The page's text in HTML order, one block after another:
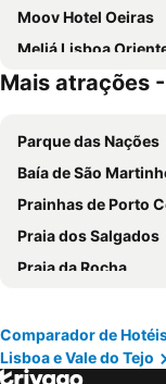
Moov Hotel Oeiras
Meliá Lisboa
TRYP by Wyndham Lisboa
Selina Secret
Evidencia Belverde
ibis Lisboa Parque das
Eurostars Universal
MS Aparthotel
VIP Grand Lisboa
Exe Saldanha
Mais atrações
Parque das Nações
Baía de São Martinho
Prainhas de Porto
Praia dos Salgados
Praia da Rocha
Melides
Portinho da Arrábida
Comparador de
Lisboa e Vale do Tejo